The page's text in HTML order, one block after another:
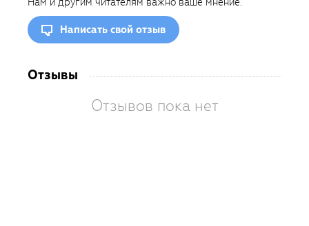
Написать свой отзыв
Отзывы
Отзывов пока нет